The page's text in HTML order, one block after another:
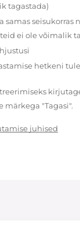
tagastada)
samas
ei ole võimalik
hetkeni
märkega "Tagasi".
juhised